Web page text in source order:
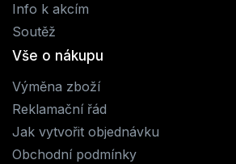
Info k akcím
Soutěž
Vše o nákupu
Výměna zboží
Reklamační řád
Jak vytvořit objednávku
Obchodní podmínky